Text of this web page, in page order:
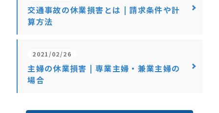
交通事故の休業損害とは | 請求条件や計
算方法
2021/02/26
主婦の休業損害 | 専業主婦・兼業主婦の
場合